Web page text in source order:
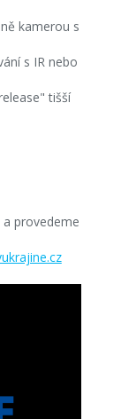
kamerou s
s IR nebo
tišší
provedeme